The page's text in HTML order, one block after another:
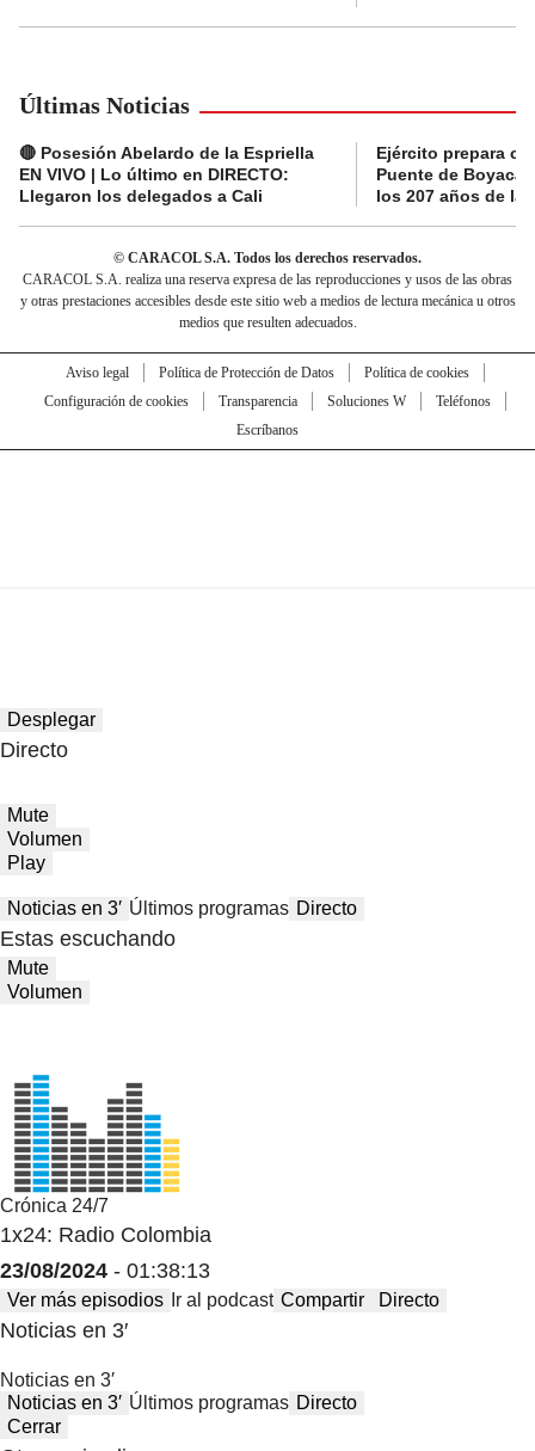
Últimas Noticias
🔴 Posesión Abelardo de la Espriella
EN VIVO | Lo último en DIRECTO:
Llegaron los delegados a Cali
Ejército prepara
Puente de Boyacá
los 207 años de la
© CARACOL S.A. Todos los derechos reservados.
CARACOL S.A. realiza una reserva expresa de las reproducciones y usos de las obras
y otras prestaciones accesibles desde este sitio web a medios de lectura mecánica u otros
medios que resulten adecuados.
Aviso legal Política de Protección de Datos
Política de cookies
Configuración de cookies
Transparencia Soluciones W
Teléfonos
Escríbanos
Desplegar
Directo
Mute
Volumen
Play
Noticias en 3′ Últimos programas Directo
Estas escuchando
Mute
Volumen
Crónica 24/7
1x24: Radio Colombia
23/08/2024 - 01:38:13
Ver más episodios Ir al podcast Compartir Directo
Noticias en 3′
Noticias en 3′
Noticias en 3′ Últimos programas Directo
Cerrar